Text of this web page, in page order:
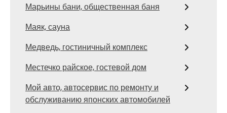
Марьины бани, общественная баня
Маяк, сауна
Медведь, гостиничный комплекс
Местечко райское, гостевой дом
Мой авто, автосервис по ремонту и
обслуживанию японских автомобилей